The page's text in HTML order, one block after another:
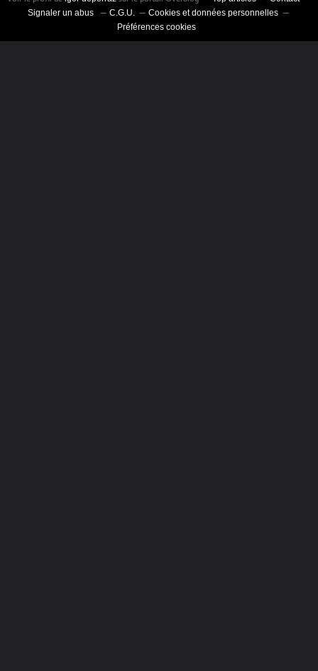
Signaler un abus
C.G.U.
Cookies et données personnelles
Préférences cookies